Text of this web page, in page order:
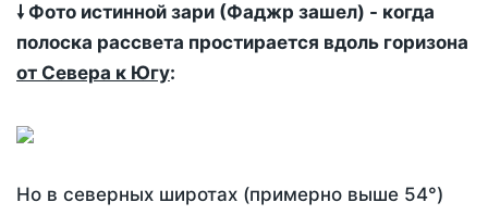
🠗 Фото истинной зари (Фаджр зашел) - когда
полоска рассвета простирается вдоль горизона
от Севера к Югу:
Но в северных широтах (примерно выше 54°)